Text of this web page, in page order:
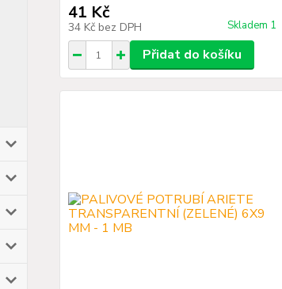
41 Kč
34 Kč bez DPH Skladem 1
Přidat do košíku